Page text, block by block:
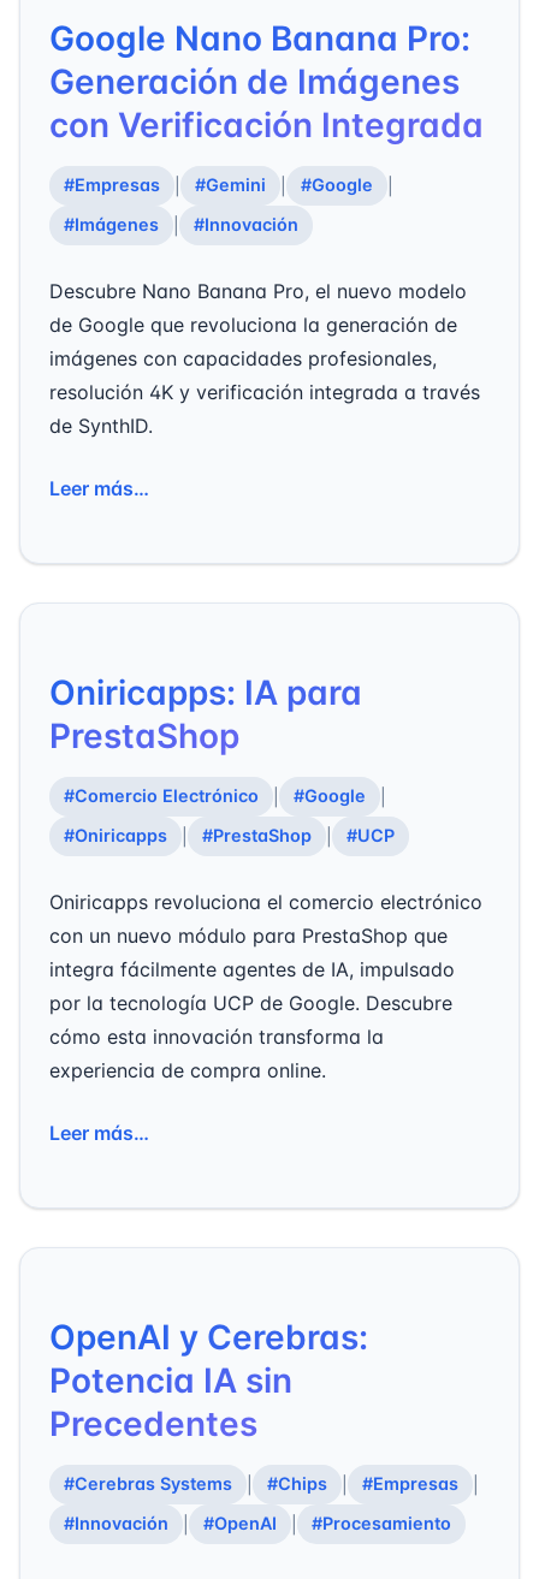
Google Nano Banana Pro:
Generación de Imágenes
con Verificación Integrada
#Empresas #Gemini #Google
#Imágenes
#Innovación
Descubre Nano Banana Pro, el nuevo modelo
de Google que revoluciona la generación de
imágenes con capacidades profesionales,
resolución 4K y verificación integrada a través
de SynthID.
Leer más…
Oniricapps: IA para
PrestaShop
#Comercio Electrónico #Google
#Oniricapps
#PrestaShop #UCP
Oniricapps revoluciona el comercio electrónico
con un nuevo módulo para PrestaShop que
integra fácilmente agentes de IA, impulsado
por la tecnología UCP de Google. Descubre
cómo esta innovación transforma la
experiencia de compra online.
Leer más…
OpenAI y Cerebras:
Potencia IA sin
Precedentes
#Cerebras Systems #Chips #Empresas
#Innovación
#OpenAI #Procesamiento